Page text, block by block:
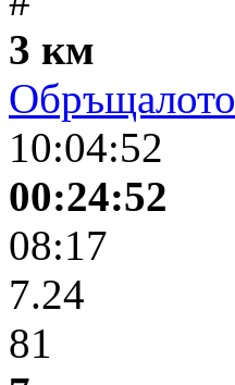
3 км
Обръщалото
10:04:52
00:24:52
08:17
7.24
81